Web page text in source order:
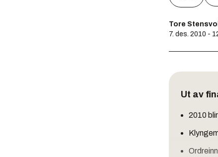
Tore
7. des. 2010 -
Ut av
2010